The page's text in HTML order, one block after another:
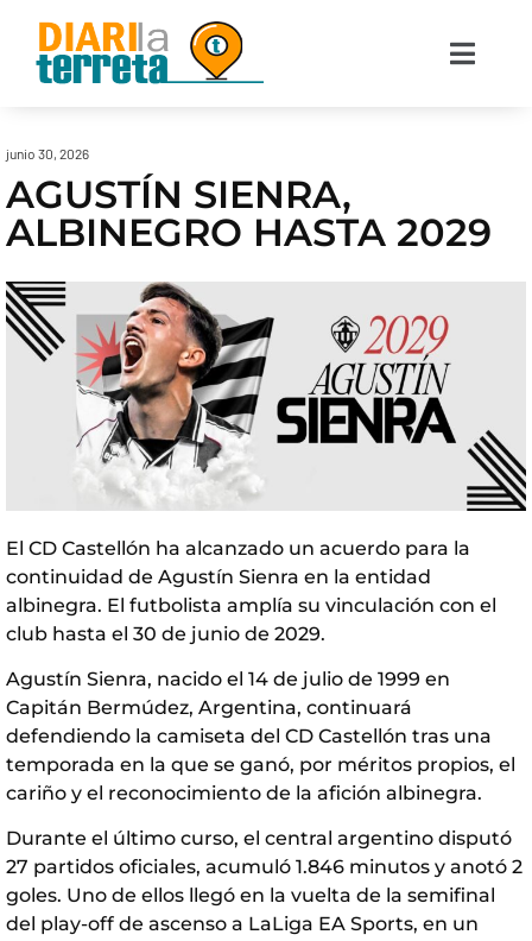
junio 30, 2026
AGUSTÍN SIENRA,
ALBINEGRO HASTA 2029
El CD Castellón ha alcanzado un acuerdo para la
continuidad de Agustín Sienra en la entidad
albinegra. El futbolista amplía su vinculación con el
club hasta el 30 de junio de 2029.
Agustín Sienra, nacido el 14 de julio de 1999 en
Capitán Bermúdez, Argentina, continuará
defendiendo la camiseta del CD Castellón tras una
temporada en la que se ganó, por méritos propios, el
cariño y el reconocimiento de la afición albinegra.
Durante el último curso, el central argentino disputó
27 partidos oficiales, acumuló 1.846 minutos y anotó 2
goles. Uno de ellos llegó en la vuelta de la semifinal
del play-off de ascenso a LaLiga EA Sports, en un